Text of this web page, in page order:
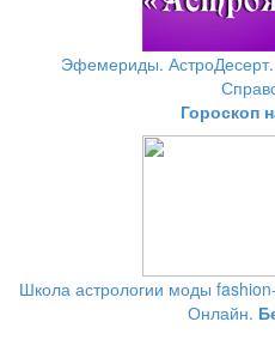
Эфемериды.
Гороскоп
Школа астрологии моды
Онлайн.